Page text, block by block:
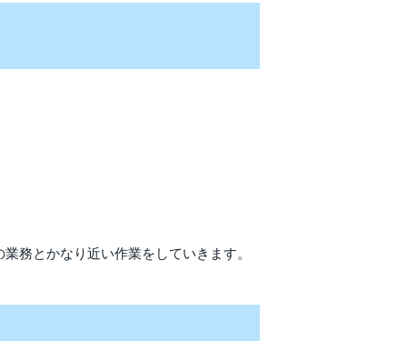
務とかなり近い作業をしていきます。